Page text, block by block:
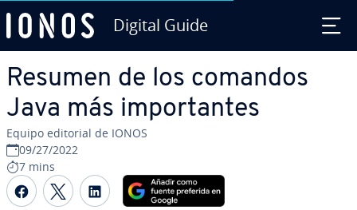
Digital Guide
Resumen de los comandos
Java más im­po­r­ta­n­tes
Equipo editorial de IONOS
09/27/2022
7 mins
Compartir Facebook
Compartir Twitter
Compartir LinkedIn